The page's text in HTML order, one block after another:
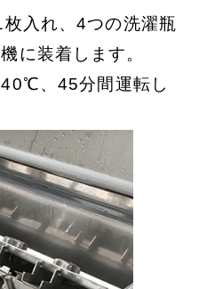
入れ、4つの洗濯瓶
に装着します。
、45分間運転し